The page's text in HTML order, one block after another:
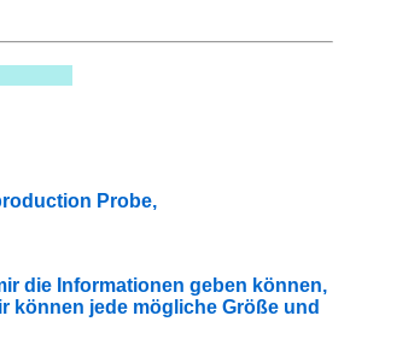
Probe,
die Informationen geben können,
können jede mögliche Größe und